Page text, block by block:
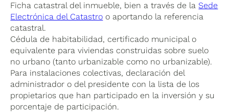
Ficha catastral del inmueble, bien a través de laSede
Electrónica del Catastro o aportando la referencia
catastral.
Cédula de habitabilidad, certificado municipal o
equivalente para viviendas construidas sobre suelo
no urbano (tanto urbanizable como no urbanizable).
Para instalaciones colectivas, declaración del
administrador o del presidente con la lista de los
propietarios que han participado en la inversión y su
porcentaje de participación.